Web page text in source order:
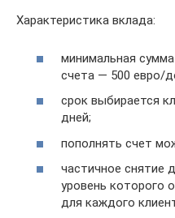
Характеристика вклада:
минимальная
счета — 500 евро/
срок выбирается
дней;
пополнять счет
частичное снятие
уровень которого
для каждого